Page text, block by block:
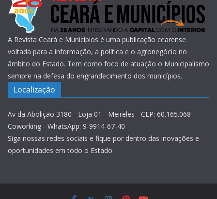
A Revista Ceará e Municípios é uma publicação cearense
voltada para a informação, a política e o agronegócio no
âmbito do Estado. Tem como foco de atuação o Municipalismo
sempre na defesa do engrandecimento dos municípios.
Localização
Av da Abolição 3180 - Loja 01 - Meireles - CEP: 60.165.068 -
Coworking - WhatsApp: 9-9914-67-40
Siga nossas redes sociais e fique por dentro das inovações e
oportunidades em todo o Estado.